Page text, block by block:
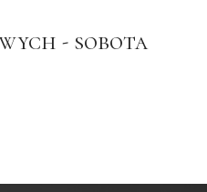
- sobota